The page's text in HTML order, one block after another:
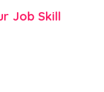
Job Skill